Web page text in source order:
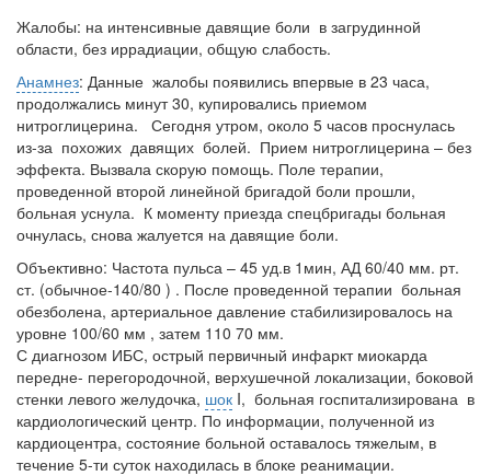
Жалобы: на интенсивные давящие боли в загрудинной
области, без иррадиации, общую слабость.
Анамнез: Данные жалобы появились впервые в 23 часа,
продолжались минут 30, купировались приемом
нитроглицерина. Сегодня утром, около 5 часов проснулась
из-за похожих давящих болей. Прием нитроглицерина – без
эффекта. Вызвала скорую помощь. Поле терапии,
проведенной второй линейной бригадой боли прошли,
больная уснула. К моменту приезда спецбригады больная
очнулась, снова жалуется на давящие боли.
Объективно: Частота пульса – 45 уд.в 1мин, АД 60/40 мм. рт.
ст. (обычное-140/80 ) . После проведенной терапии больная
обезболена, артериальное давление стабилизировалось на
уровне 100/60 мм , затем 110 70 мм.
С диагнозом ИБС, острый первичный инфаркт миокарда
передне- перегородочной, верхушечной локализации, боковой
стенки левого желудочка, шок I, больная госпитализирована в
кардиологический центр. По информации, полученной из
кардиоцентра, состояние больной оставалось тяжелым, в
течение 5-ти суток находилась в блоке реанимации.